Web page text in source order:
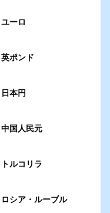
ーロ
ポンド
本円
国人民元
ルコリラ
シア・ルーブル